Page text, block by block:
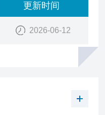
更新时间
2026-06-12